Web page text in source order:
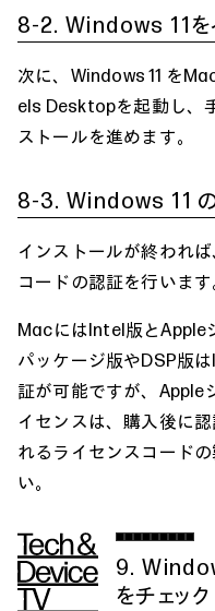
8-2. Windows 11を
次に、Windows 11 を
els Desktopを起動し、
ストールを進めます。
8-3. Windows 11
インストールが終われ
コードの認証を行います
MacにはIntel版とApple
パッケージ版やDSP版
証が可能ですが、Apple
イセンスは、購入後に
れるライセンスコード
い。
9.
をチェッ